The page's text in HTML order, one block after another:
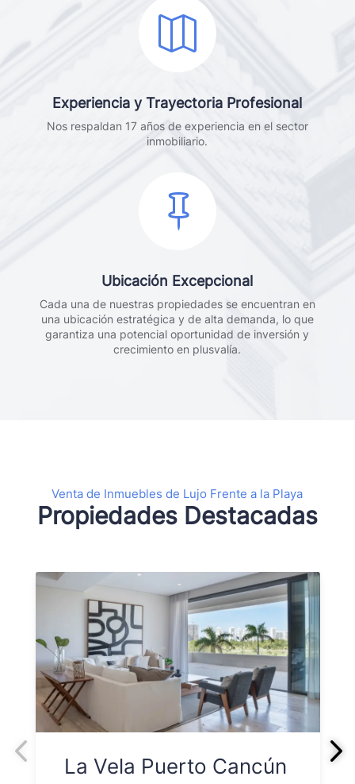

Experiencia y Trayectoria Profesional
Nos respaldan 17 años de experiencia en el sector
inmobiliario.

Ubicación Excepcional
Cada una de nuestras propiedades se encuentran en
una ubicación estratégica y de alta demanda, lo que
garantiza una potencial oportunidad de inversión y
crecimiento en plusvalía.
Venta de Inmuebles de Lujo Frente a la Playa
Propiedades Destacadas
La Vela Puerto Cancún